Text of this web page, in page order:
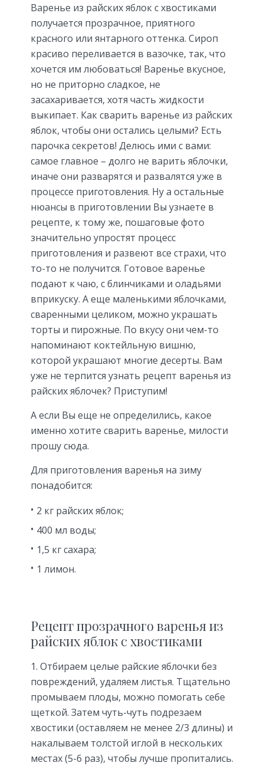
Варенье из райских яблок с хвостиками
получается прозрачное, приятного
красного или янтарного оттенка. Сироп
красиво переливается в вазочке, так, что
хочется им любоваться! Варенье вкусное,
но не приторно сладкое, не
засахаривается, хотя часть жидкости
выкипает. Как сварить варенье из райских
яблок, чтобы они остались целыми? Есть
парочка секретов! Делюсь ими с вами:
самое главное – долго не варить яблочки,
иначе они разварятся и развалятся уже в
процессе приготовления. Ну а остальные
нюансы в приготовлении Вы узнаете в
рецепте, к тому же, пошаговые фото
значительно упростят процесс
приготовления и развеют все страхи, что
то-то не получится. Готовое варенье
подают к чаю, с блинчиками и оладьями
вприкуску. А еще маленькими яблочками,
сваренными целиком, можно украшать
торты и пирожные. По вкусу они чем-то
напоминают коктейльную вишню,
которой украшают многие десерты. Вам
уже не терпится узнать рецепт варенья из
райских яблочек? Приступим!
А если Вы еще не определились, какое
именно хотите сварить варенье, милости
прошу сюда.
Для приготовления варенья на зиму
понадобится:
2 кг райских яблок;
400 мл воды;
1,5 кг сахара;
1 лимон.
Рецепт прозрачного варенья из
райских яблок с хвостиками
1. Отбираем целые райские яблочки без
повреждений, удаляем листья. Тщательно
промываем плоды, можно помогать себе
щеткой. Затем чуть-чуть подрезаем
хвостики (оставляем не менее 2/3 длины) и
накалываем толстой иглой в нескольких
местах (5-6 раз), чтобы лучше пропитались.